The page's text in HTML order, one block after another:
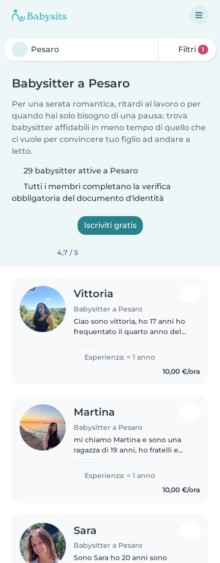
Filtri 1
Babysitter a Pesaro
Per una serata romantica, ritardi al lavoro o per
quando hai solo bisogno di una pausa: trova
babysitter affidabili in meno tempo di quello che
ci vuole per convincere tuo figlio ad andare a
letto.
29 babysitter attive a Pesaro
Tutti i membri completano la verifica
obbligatoria del documento d'identità
Iscriviti gratis
4,7 / 5
Vittoria
Babysitter a Pesaro
Ciao sono vittoria, ho 17 anni ho
frequentato il quarto anno del
paziente, divertente. Ho avuto
altre esperienze con i bambini
per esempio quando ho..
Esperienza: < 1 anno
10,00 €/ora
Martina
Babysitter a Pesaro
mi chiamo Martina e sono una
ragazza di 19 anni, ho fratelli e
Frequento l'ultimo anno del liceo
economico sociale. Inoltre ho..
Esperienza: < 1 anno
10,00 €/ora
Sara
Babysitter a Pesaro
Sono Sara ho 20 anni sono